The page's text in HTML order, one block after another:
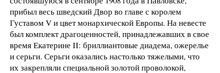
прибыл весь шведский Двор во главе с королем
Густавом V и цвет монархической Европы. На невесте
был комплект драгоценностей, принадлежавших в свое
время Екатерине II: бриллиантовые диадема, ожерелье
и серьги. Серьги оказались настолько тяжелыми, что
их закрепляли специальной золотой проволокой,